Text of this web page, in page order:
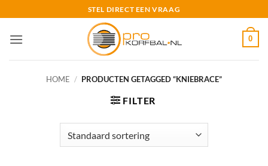
naar
inhoud
STEL DIRECT EEN VRAAG
0
HOME / PRODUCTEN GETAGGED “KNIEBRACE”
FILTER